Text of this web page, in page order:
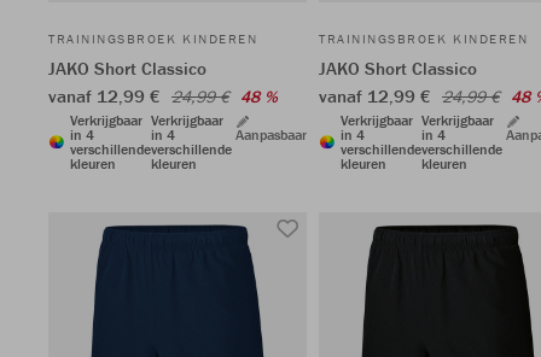
TRAININGSBROEK KINDEREN
JAKO Short Classico
vanaf 12,99 € 24,99 € 48 %
Verkrijgbaar
in 4
verschillende
kleuren
Verkrijgbaar
in 4
verschillende
kleuren
Aanpasbaar
TRAININGSBROEK KINDEREN
JAKO Short Classico
vanaf 12,99 € 24,99 € 48
Verkrijgbaar
in 4
verschillende
kleuren
Verkrijgbaar
in 4
verschillende
kleuren